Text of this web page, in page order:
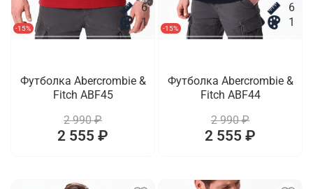
-15%
6
1
Футболка Abercrombie &
Fitch ABF45
2 990 ₽
2 555 ₽
-15%
6
1
Футболка Abercrombie &
Fitch ABF44
2 990 ₽
2 555 ₽